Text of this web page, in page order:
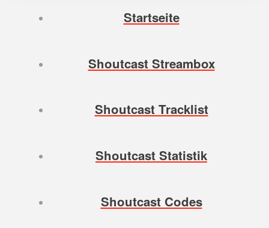
Startseite
Shoutcast Streambox
Shoutcast Tracklist
Shoutcast Statistik
Shoutcast Codes